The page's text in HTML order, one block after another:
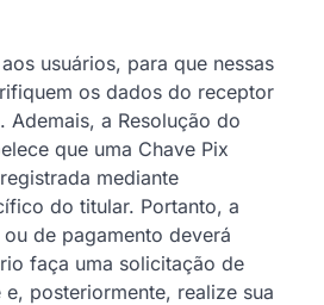
usuários, para que nessas
os dados do receptor
a Resolução do
que uma Chave Pix
mediante
do titular. Portanto, a
de pagamento deverá
faça uma solicitação de
posteriormente, realize sua